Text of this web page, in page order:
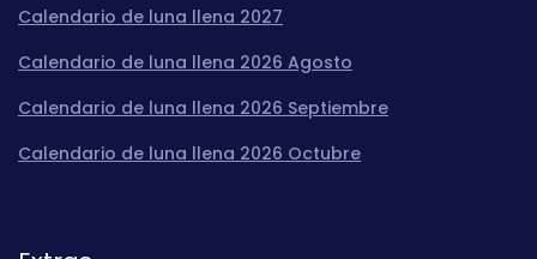
Calendario de luna llena 2027
Calendario de luna llena 2026 Agosto
Calendario de luna llena 2026 Septiembre
Calendario de luna llena 2026 Octubre